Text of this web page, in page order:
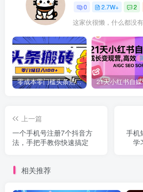
0 2.7W+ 2
这家伙很懒，什么都没
零成本零门槛头条热点搬运术，零门槛日入100+，工具+教程全部附上
上一篇
一个手机号注册7个抖音方
法，手把手教你快速搞定
手机
学
相关推荐